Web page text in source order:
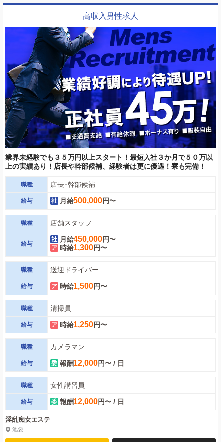
高収入男性求人
業界未経験でも３５万円以上スタート！最短入社３か月で５０万以
上の実績あり！店長や幹部候補、経験者は更に優遇！寮も完備！
職種 店長･幹部候補
給与 月給500,000円〜
職種 店舗スタッフ
給与
月給450,000円〜
時給1,300円〜
職種 送迎ドライバー
給与 時給1,500円〜
職種 清掃員
給与 時給1,250円〜
職種 カメラマン
給与 報酬12,000円〜 / 日
職種 女性講習員
給与 報酬12,000円〜 / 日
淫乱痴女エステ
池袋